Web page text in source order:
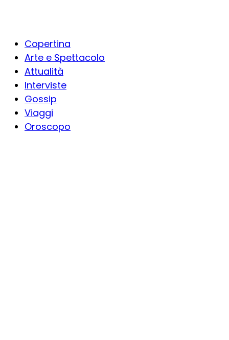
Copertina
Arte e Spettacolo
Attualità
Interviste
Gossip
Viaggi
Oroscopo